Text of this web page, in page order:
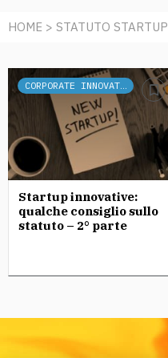
HOME > STATUTO STARTUP
CORPORATE INNOVATION
Startup innovative:
qualche consiglio sullo
statuto – 2° parte